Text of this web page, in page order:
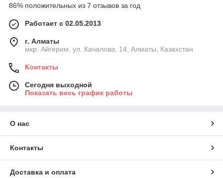
86% положительных из 7 отзывов за год
Работает с 02.05.2013
г. Алматы
мкр. Айгерим, ул. Качалова, 14, Алматы, Казахстан
Контакты
Сегодня выходной
Показать весь график работы
О нас
Контакты
Доставка и оплата